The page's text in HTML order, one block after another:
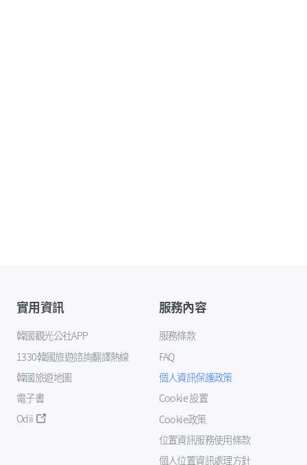
實用資訊
韓國觀光公社APP
1330韓國旅遊諮詢翻譯熱線
韓國旅遊地圖
電子書
Odii
服務內容
服務條款
FAQ
個人資訊保護政策
Cookie 設置
Cookie政策
位置資訊服務使用條款
個人位置資訊處理方針